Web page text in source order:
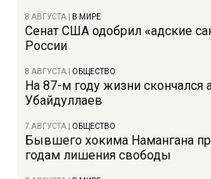
8 АВГУСТА В МИРЕ
Сенат США одобрил «адские
России
8 АВГУСТА ОБЩЕСТВО
На 87-м году жизни скончался
Убайдуллаев
7 АВГУСТА ОБЩЕСТВО
Бывшего хокима Намангана
годам лишения свободы